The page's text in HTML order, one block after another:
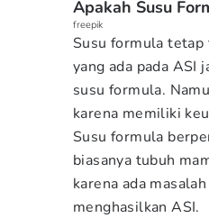
Apakah Susu
freepik
Susu formula tetap
yang ada pada ASI
susu formula.
karena memiliki
Susu formula
biasanya tubuh
karena ada
menghasilkan ASI.